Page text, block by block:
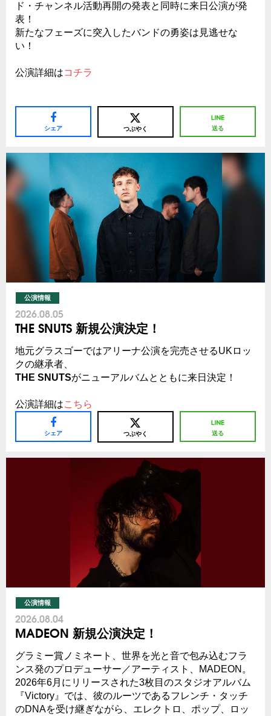
ド・チャンネル活動再開の発表と同時に来日公演が発
表！
新たなフェーズに突入したバンドの勇姿は見逃せな
い！
公演詳細はコチラ
シェア つぶやく 送る
公演情報
2026.08.05
THE SNUTS 新規公演決定！
地元グラスゴーではアリーナ公演を完売させるUKロッ
クの継承者、
THE SNUTSがニューアルバムとともに来日決定！
公演詳細はこちら
シェア つぶやく 送る
公演情報
2026.08.04
MADEON 新規公演決定！
グラミー賞ノミネート、世界を光と音で包み込むフラ
ンス発のプロデューサー／アーティスト、MADEON。
2026年6月にリリースされた3枚目のスタジオアルバム
『Victory』では、彼のルーツであるフレンチ・タッチ
のDNAを受け継ぎながら、エレクトロ、ポップ、ロッ